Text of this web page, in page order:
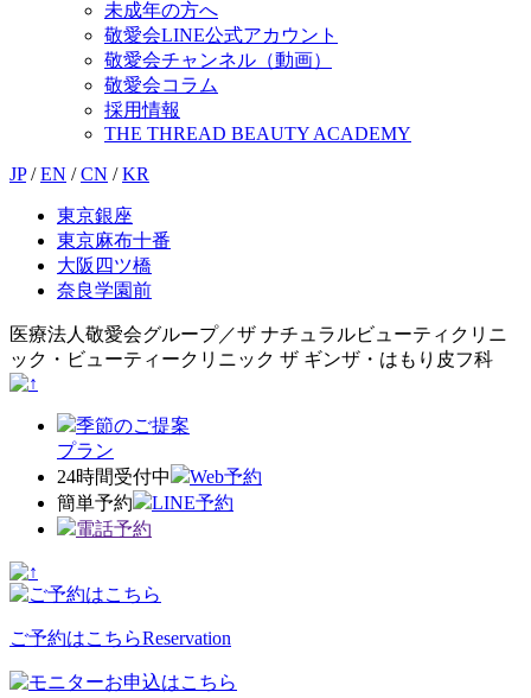
未成年の方へ
敬愛会LINE公式アカウント
敬愛会チャンネル（動画）
敬愛会コラム
採用情報
THE THREAD BEAUTY ACADEMY
JP / EN / CN / KR
東京銀座
東京麻布十番
大阪四ツ橋
奈良学園前
医療法人敬愛会グループ／ザ ナチュラルビューティクリニ
ック・ビューティークリニック ザ ギンザ・はもり皮フ科
季節のご提案
プラン
24時間受付中
Web予約
簡単予約
LINE予約
電話予約
ご予約はこちらReservation